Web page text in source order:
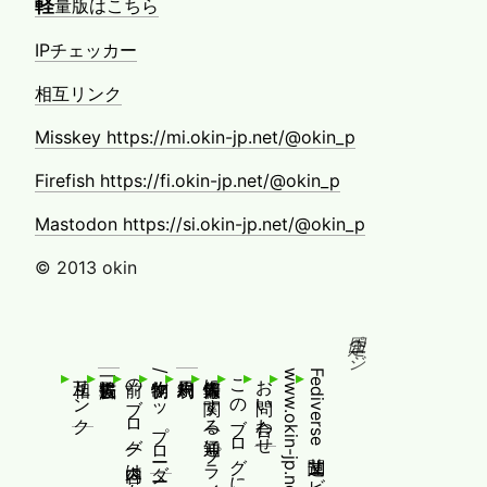
量版はこちら
IPチェッカー
相互リンク
Misskey https://mi.okin-jp.net/@okin_p
Firefish https://fi.okin-jp.net/@okin_p
Mastodon https://si.okin-jp.net/@okin_p
© 2013 okin
固定ページ
www.okin-jp.net 追加規約及び通知
お問い合わせ
制作物/アップローダー
相互リンク